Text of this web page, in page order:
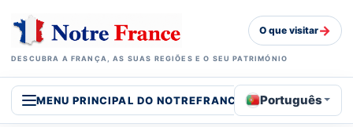
DESCUBRA A FRANÇA, AS SUAS REGIÕES E O SEU PATRIMÓNIO
O que visitar→
MENU PRINCIPAL DO NOTREFRANCE Português